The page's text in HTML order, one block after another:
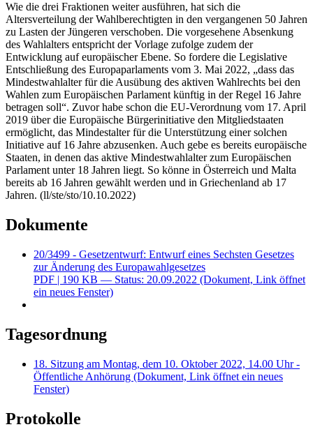
Wie die drei Fraktionen weiter ausführen, hat sich die
Altersverteilung der Wahlberechtigten in den vergangenen 50 Jahren
zu Lasten der Jüngeren verschoben. Die vorgesehene Absenkung
des Wahlalters entspricht der Vorlage zufolge zudem der
Entwicklung auf europäischer Ebene. So fordere die Legislative
Entschließung des Europaparlaments vom 3. Mai 2022, „dass das
Mindestwahlalter für die Ausübung des aktiven Wahlrechts bei den
Wahlen zum Europäischen Parlament künftig in der Regel 16 Jahre
betragen soll“. Zuvor habe schon die EU-Verordnung vom 17. April
2019 über die Europäische Bürgerinitiative den Mitgliedstaaten
ermöglicht, das Mindestalter für die Unterstützung einer solchen
Initiative auf 16 Jahre abzusenken. Auch gebe es bereits europäische
Staaten, in denen das aktive Mindestwahlalter zum Europäischen
Parlament unter 18 Jahren liegt. So könne in Österreich und Malta
bereits ab 16 Jahren gewählt werden und in Griechenland ab 17
Jahren. (ll/ste/sto/10.10.2022)
Dokumente
20/3499 - Gesetzentwurf: Entwurf eines Sechsten Gesetzes
zur Änderung des Europawahlgesetzes
PDF | 190 KB — Status: 20.09.2022 (Dokument, Link öffnet
ein neues Fenster)
Tagesordnung
18. Sitzung am Montag, dem 10. Oktober 2022, 14.00 Uhr -
Öffentliche Anhörung (Dokument, Link öffnet ein neues
Fenster)
Protokolle